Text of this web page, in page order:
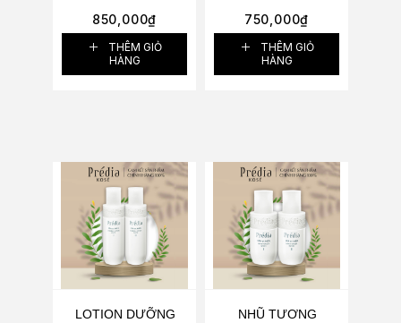
LÔNG KOSÉ PRÉDIA
PETITE THALASSO
CONC MILK WHITE
850,000₫
THÊM GIỎ
HÀNG
KOSÉ PRÉDIA
PETITE THALASSO
CONC LOTION
750,000₫
THÊM GIỎ
HÀNG
LOTION DƯỠNG
NHŨ TƯƠNG